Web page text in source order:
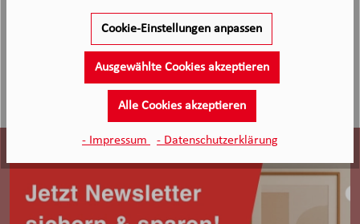
Cookie-Einstellungen anpassen
Ausgewählte Cookies akzeptieren
Alle Cookies akzeptieren
- Impressum - Datenschutzerklärung